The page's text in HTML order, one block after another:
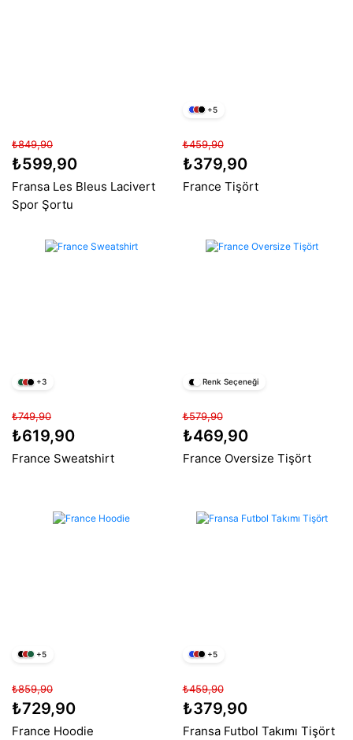
₺849,90
₺599,90
Fransa Les Bleus Lacivert
Spor Şortu
+5
₺459,90
₺379,90
France Tişört
+3
₺749,90
₺619,90
France Sweatshirt
Renk Seçeneği
₺579,90
₺469,90
France Oversize Tişört
+5
₺859,90
₺729,90
France Hoodie
+5
₺459,90
₺379,90
Fransa Futbol Takımı Tişört